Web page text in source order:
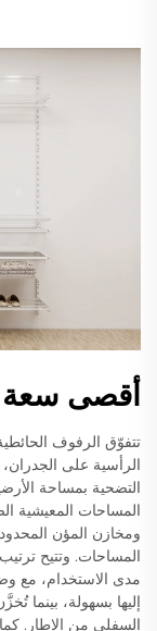
أقصى سعة
تتفوّق الرفوف
الرأسية على
التضحية بمساحة
المساحات المعيشية
ومخازن المؤن
المساحات. وتتيح
مدى الاستخدام، مع
إليها بسهولة، بينما
السفلى من الإطار.